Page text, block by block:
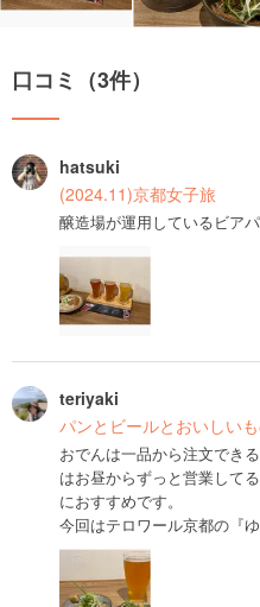
口コミ（3件）
hatsuki
(2024.11)京都女子旅
醸造場が運用しているビア
teriyaki
パンとビールとおいしい
おでんは一品から注文でき
はお昼からずっと営業して
におすすめです。
今回はテロワール京都の『